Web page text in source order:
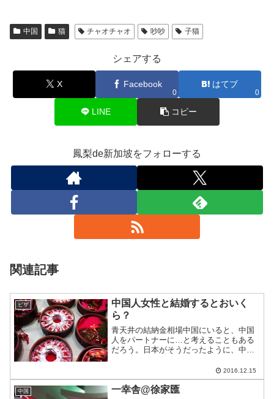
中国 猫 チャオチャオ 吵吵 子猫
シェアする
X Facebook
0
はてブ
0
LINE コピー
鳳梨de新加坡をフォローする
関連記事
ビザ
中国人女性と結婚するとおいく
ら？
青天井の結納金相場中国にいると、中国
人をパートナーに…と考えることもある
だろう。日本がそうだったように、中国
2016.12.15
中国 一幸舎@徐家匯